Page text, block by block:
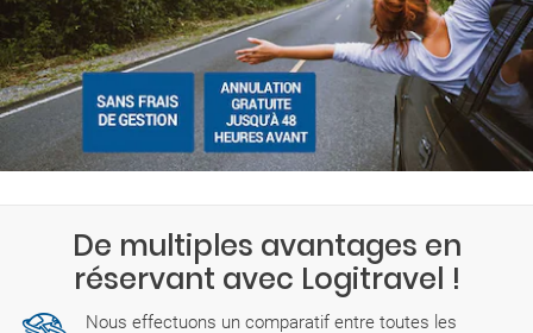
De multiples avantages en
réservant avec Logitravel !
Nous effectuons un comparatif entre toutes les